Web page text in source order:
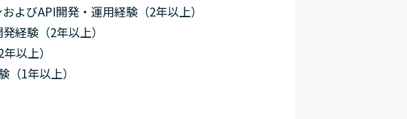
よびAPI開発・運用経験（2年以上）
経験（2年以上）
以上）
1年以上）